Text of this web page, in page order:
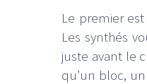
Le premier
Les synthés
juste avant le
qu’un bloc,